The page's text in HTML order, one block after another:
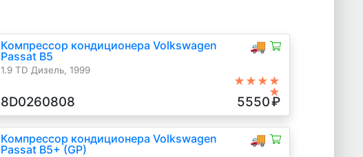
🚚
Компрессор кондиционера Volkswagen
Passat B5
1.9 TD Дизель, 1999
★★★★
★
8D0260808 5550₽
🚚
Компрессор кондиционера Volkswagen
Passat B5+ (GP)